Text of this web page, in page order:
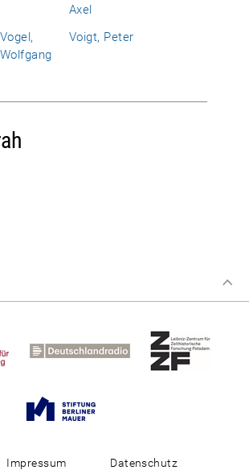
Axel
Vogel,
Wolfgang
Voigt, Peter
Impressum Datenschutz